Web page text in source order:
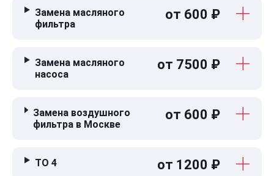
Замена масляного
фильтра
от 600 ₽
Замена масляного
насоса
от 7500 ₽
Замена воздушного
фильтра в Москве
от 600 ₽
ТО 4 от 1200 ₽